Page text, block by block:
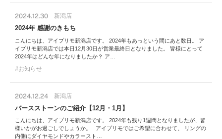
2024.12.30 新潟店
2024年 感謝のきもち
こんにちは、アイプリモ新潟店です。 2024年もあっという間にあと数日。 ア
イプリモ新潟店では本日12月30日が営業最終日となりました。 皆様にとって
2024年はどんな年になりましたか？ ア…
お知らせ
2024.12.24 新潟店
バースストーンのご紹介【12月・1月】
こんにちは、アイプリモ新潟店です。 2024年も残り1週間となりましたが、皆
様いかがお過ごしでしょうか。 アイプリモではご希望に合わせて、 リングの
内側にダイヤモンドやカラースト…